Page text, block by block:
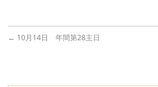
← 10月14日 年間第28主日